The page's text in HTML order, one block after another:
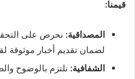
قيمنا:
المصداقية: نحرص على
لضمان تقديم أخبار موثوقة
الشفافية: نلتزم بالوضوح